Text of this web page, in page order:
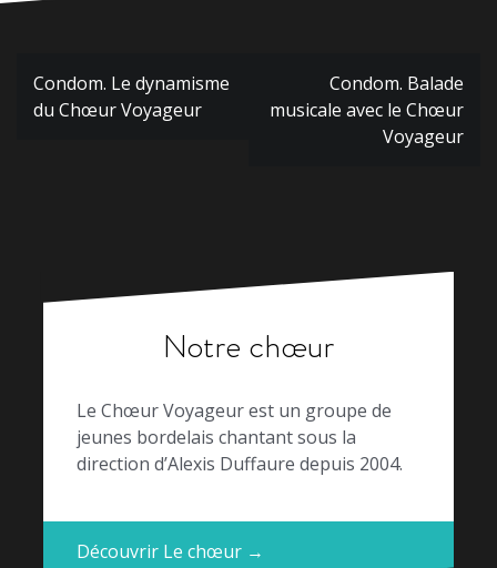
Navigation
de
Condom. Le dynamisme
du Chœur Voyageur
Condom. Balade
musicale avec le Chœur
Voyageur
Notre chœur
Le Chœur Voyageur est un groupe de
jeunes bordelais chantant sous la
direction d’Alexis Duffaure depuis 2004.
Découvrir Le chœur →